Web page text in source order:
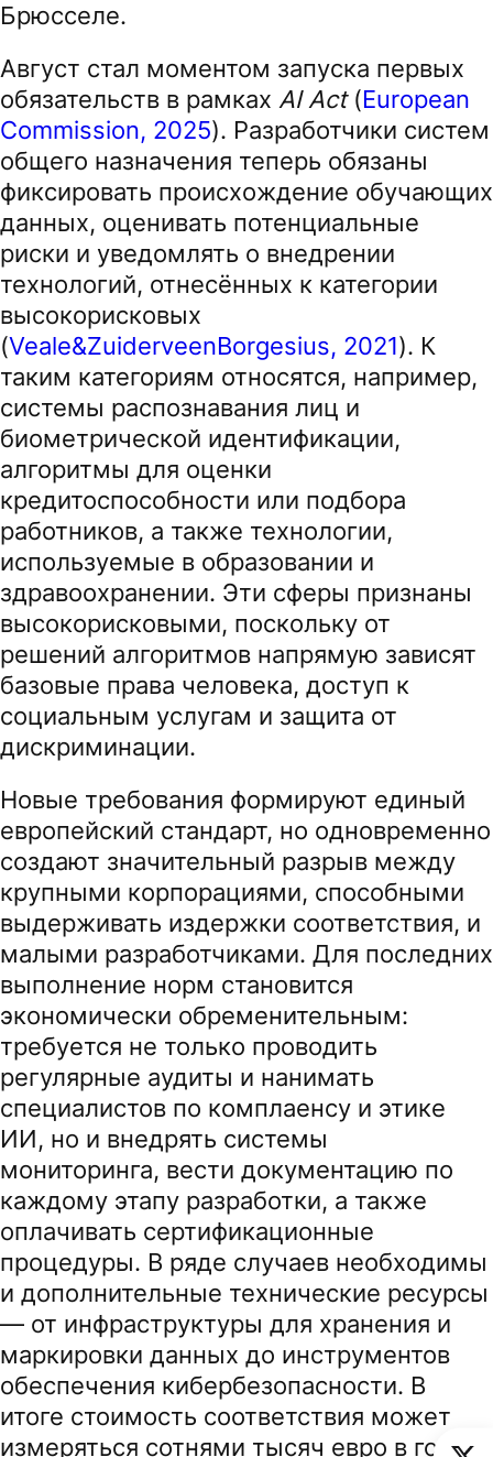
Брюсселе.
Август стал моментом запуска первых
обязательств в рамках AI Act(European
Commission, 2025). Разработчики систем
общего назначения теперь обязаны
фиксировать происхождение обучающих
данных, оценивать потенциальные
риски и уведомлять о внедрении
технологий, отнесённых к категории
высокорисковых
(Veale&ZuiderveenBorgesius, 2021). К
таким категориям относятся, например,
системы распознавания лиц и
биометрической идентификации,
алгоритмы для оценки
кредитоспособности или подбора
работников, а также технологии,
используемые в образовании и
здравоохранении. Эти сферы признаны
высокорисковыми, поскольку от
решений алгоритмов напрямую зависят
базовые права человека, доступ к
социальным услугам и защита от
дискриминации.
Новые требования формируют единый
европейский стандарт, но одновременно
создают значительный разрыв между
крупными корпорациями, способными
выдерживать издержки соответствия, и
малыми разработчиками. Для последних
выполнение норм становится
экономически обременительным:
требуется не только проводить
регулярные аудиты и нанимать
специалистов по комплаенсу и этике
ИИ, но и внедрять системы
мониторинга, вести документацию по
каждому этапу разработки, а также
оплачивать сертификационные
процедуры. В ряде случаев необходимы
и дополнительные технические ресурсы
— от инфраструктуры для хранения и
маркировки данных до инструментов
обеспечения кибербезопасности. В
итоге стоимость соответствия может
измеряться сотнями тысяч евро в год,